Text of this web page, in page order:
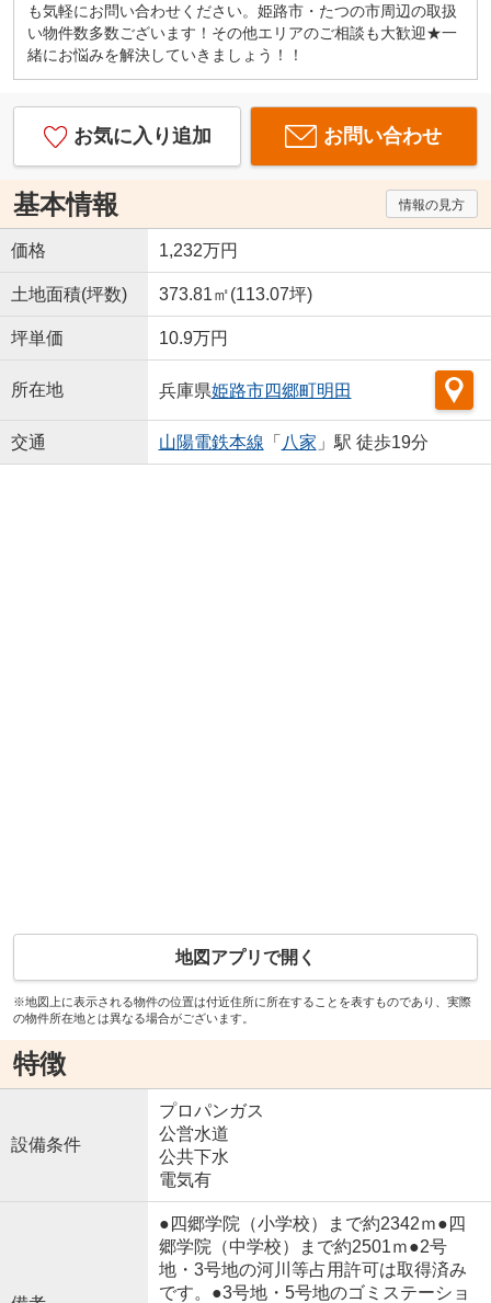
も気軽にお問い合わせください。姫路市・たつの市周辺の取扱
い物件数多数ございます！その他エリアのご相談も大歓迎★一
緒にお悩みを解決していきましょう！！
お気に入り追加 お問い合わせ
基本情報 情報の見方
価格 1,232万円
土地面積(坪数) 373.81㎡(113.07坪)
坪単価 10.9万円
所在地 兵庫県姫路市四郷町明田
交通 山陽電鉄本線 「 八家 」駅 徒歩19分
地図アプリで開く
※地図上に表示される物件の位置は付近住所に所在することを表すものであり、実際
の物件所在地とは異なる場合がございます。
特徴
設備条件
プロパンガス
公営水道
公共下水
電気有
●四郷学院（小学校）まで約2342ｍ●四
郷学院（中学校）まで約2501ｍ●2号
地・3号地の河川等占用許可は取得済み
です。●3号地・5号地のゴミステーショ